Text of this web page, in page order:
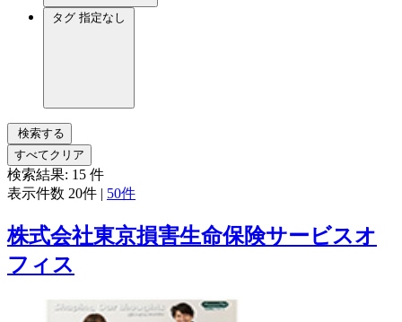
タグ 指定なし
検索する
すべてクリア
検索結果: 15 件
表示件数 20件 | 50件
株式会社東京損害生命保険サービスオ
フィス